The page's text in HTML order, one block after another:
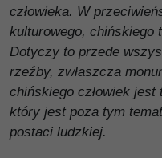
człowieka. W
kulturowego, chińskiego
Dotyczy to przede
rzeźby, zwłaszcza
chińskiego człowiek
który jest poza tym
postaci ludzkiej.